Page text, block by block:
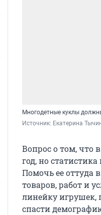
Многодетные куклы
Источник: Екатерина
Вопрос о том, что
год, но
Помочь ее оттуда
товаров, работ и
линейку игрушек,
спасти